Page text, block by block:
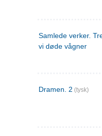
Samlede verker.
vi døde vågner
Dramen. 2 (tysk)